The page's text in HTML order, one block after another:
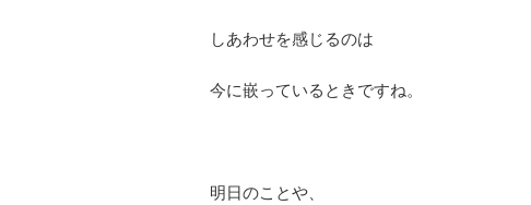
しあわせを感じるのは
今に嵌っているときですね。
明日のことや、